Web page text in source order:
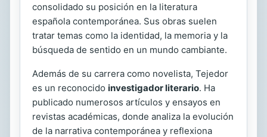
consolidado su posición en la literatura
española contemporánea. Sus obras suelen
tratar temas como la identidad, la memoria y la
búsqueda de sentido en un mundo cambiante.
Además de su carrera como novelista, Tejedor
es un reconocido investigador literario. Ha
publicado numerosos artículos y ensayos en
revistas académicas, donde analiza la evolución
de la narrativa contemporánea y reflexiona